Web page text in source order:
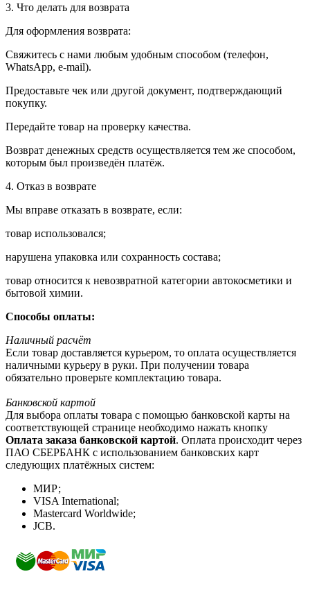
3. Что делать для возврата
Для оформления возврата:
Свяжитесь с нами любым удобным способом (телефон,
WhatsApp, e-mail).
Предоставьте чек или другой документ, подтверждающий
покупку.
Передайте товар на проверку качества.
Возврат денежных средств осуществляется тем же способом,
которым был произведён платёж.
4. Отказ в возврате
Мы вправе отказать в возврате, если:
товар использовался;
нарушена упаковка или сохранность состава;
товар относится к невозвратной категории автокосметики и
бытовой химии.
Способы оплаты:
Наличный расчёт
Если товар доставляется курьером, то оплата осуществляется
наличными курьеру в руки. При получении товара
обязательно проверьте комплектацию товара.
Банковской картой
Для выбора оплаты товара с помощью банковской карты на
соответствующей странице необходимо нажать кнопку
Оплата заказа банковской картой. Оплата происходит через
ПАО СБЕРБАНК с использованием банковских карт
следующих платёжных систем:
МИР;
VISA International;
Mastercard Worldwide;
JCB.